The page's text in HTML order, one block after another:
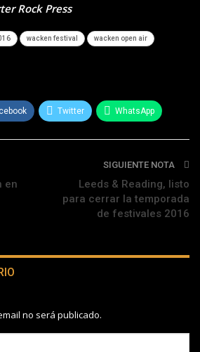
Rock Press
wacken festival wacken open air
Twitter WhatsApp
en
SIGUIENTE NOTA
Leeds & Reading, listo
para cerrar la temporada
de festivales 2016
no será publicado.